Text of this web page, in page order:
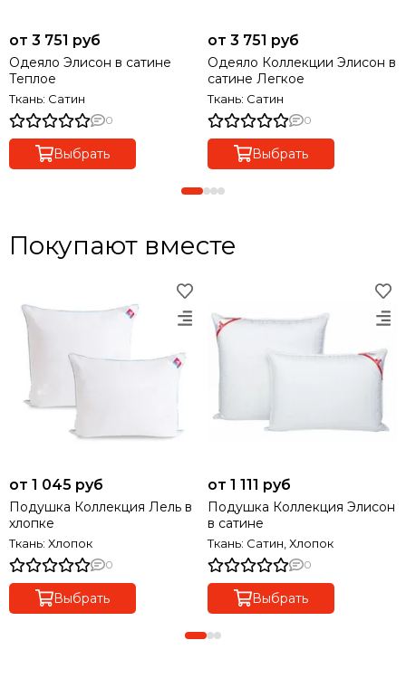
от 3 751 руб
Одеяло Элисон в сатине
Теплое
Ткань: Сатин
0
Выбрать
от 3 751 руб
Одеяло Коллекции Элисон в
сатине Легкое
Ткань: Сатин
0
Выбрать
Покупают вместе
от 1 045 руб
Подушка Коллекция Лель в
хлопке
Ткань: Хлопок
0
Выбрать
от 1 111 руб
Подушка Коллекция Элисон
в сатине
Ткань: Сатин, Хлопок
0
Выбрать